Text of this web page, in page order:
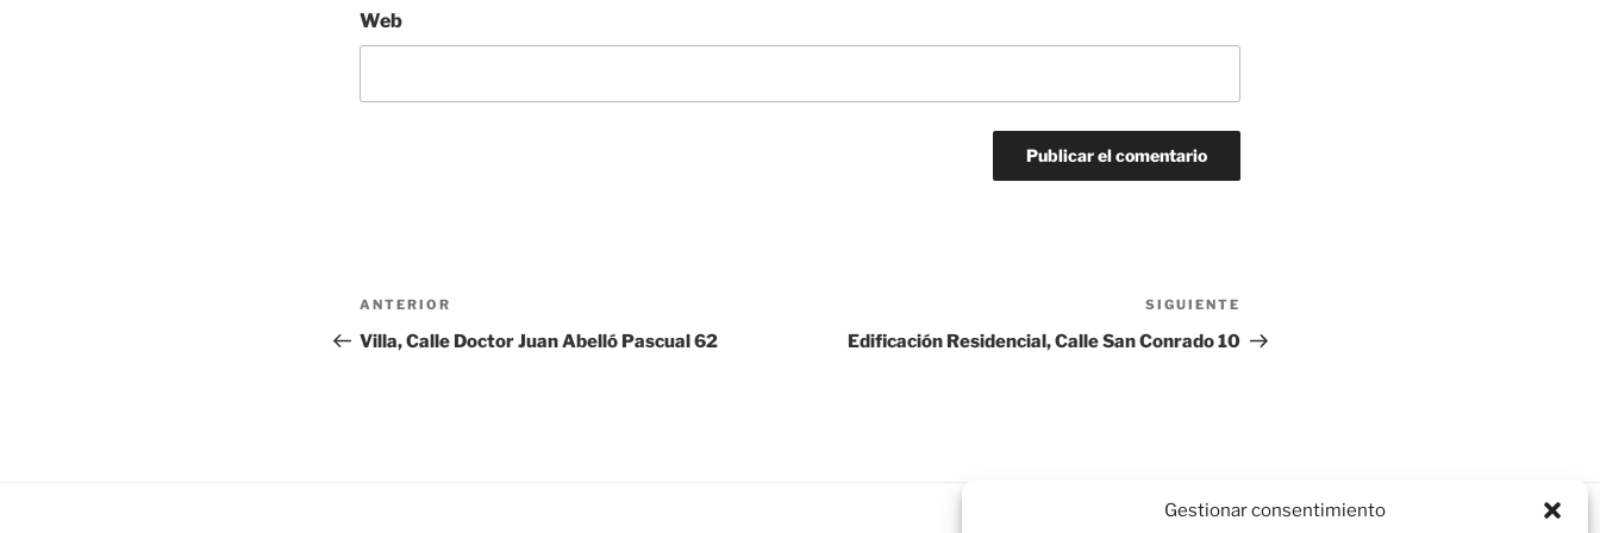
Gestionar consentimiento
Web
Navegación
de
Entrada
anterior:
ANTERIOR
Villa, Calle Doctor Juan Abelló Pascual 62
entrada
SIGUIENTE
Edificación Residencial, Calle San Conrado 10